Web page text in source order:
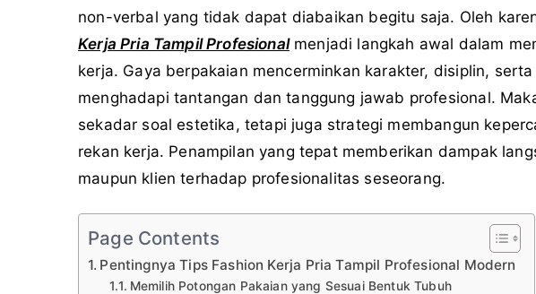
non-verbal yang tidak dapat diabaikan begitu saja. Oleh
Kerja Pria Tampil Profesionalmenjadi langkah awal dalam
kerja. Gaya berpakaian mencerminkan karakter, disiplin,
menghadapi tantangan dan tanggung jawab profesional.
sekadar soal estetika, tetapi juga strategi membangun
rekan kerja. Penampilan yang tepat memberikan dampak
maupun klien terhadap profesionalitas seseorang.
Page Contents
Pentingnya Tips Fashion Kerja Pria Tampil Profesional Modern
Memilih Potongan Pakaian yang Sesuai Bentuk Tubuh